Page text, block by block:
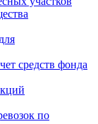
средств фонда
по